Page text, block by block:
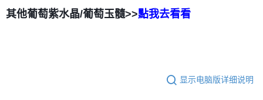
其他葡萄紫水晶/葡萄玉髓>>點我去看看
显示电脑版详细说明